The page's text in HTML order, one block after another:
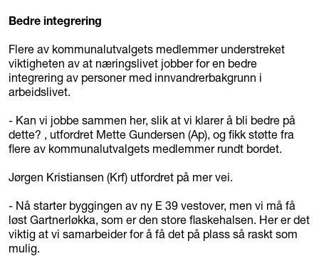
Bedre integrering
Flere av kommunalutvalgets medlemmer understreket
viktigheten av at næringslivet jobber for en bedre
integrering av personer med innvandrerbakgrunn i
arbeidslivet.
- Kan vi jobbe sammen her, slik at vi klarer å bli bedre på
dette? , utfordret Mette Gundersen (Ap), og fikk støtte fra
flere av kommunalutvalgets medlemmer rundt bordet.
Jørgen Kristiansen (Krf) utfordret på mer vei.
- Nå starter byggingen av ny E 39 vestover, men vi må få
løst Gartnerløkka, som er den store flaskehalsen. Her er det
viktig at vi samarbeider for å få det på plass så raskt som
mulig.